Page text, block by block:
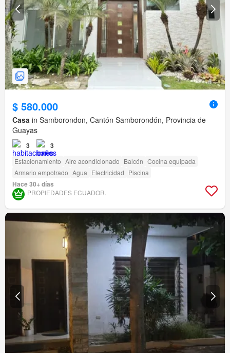
$ 580.000
Casa in Samborondon, Cantón Samborondón, Provincia de
Guayas
3 3
Estacionamiento Aire acondicionado Balcón Cocina equipada
Armario empotrado Agua Electricidad Piscina
Hace 30+ días
PROPIEDADES ECUADOR.